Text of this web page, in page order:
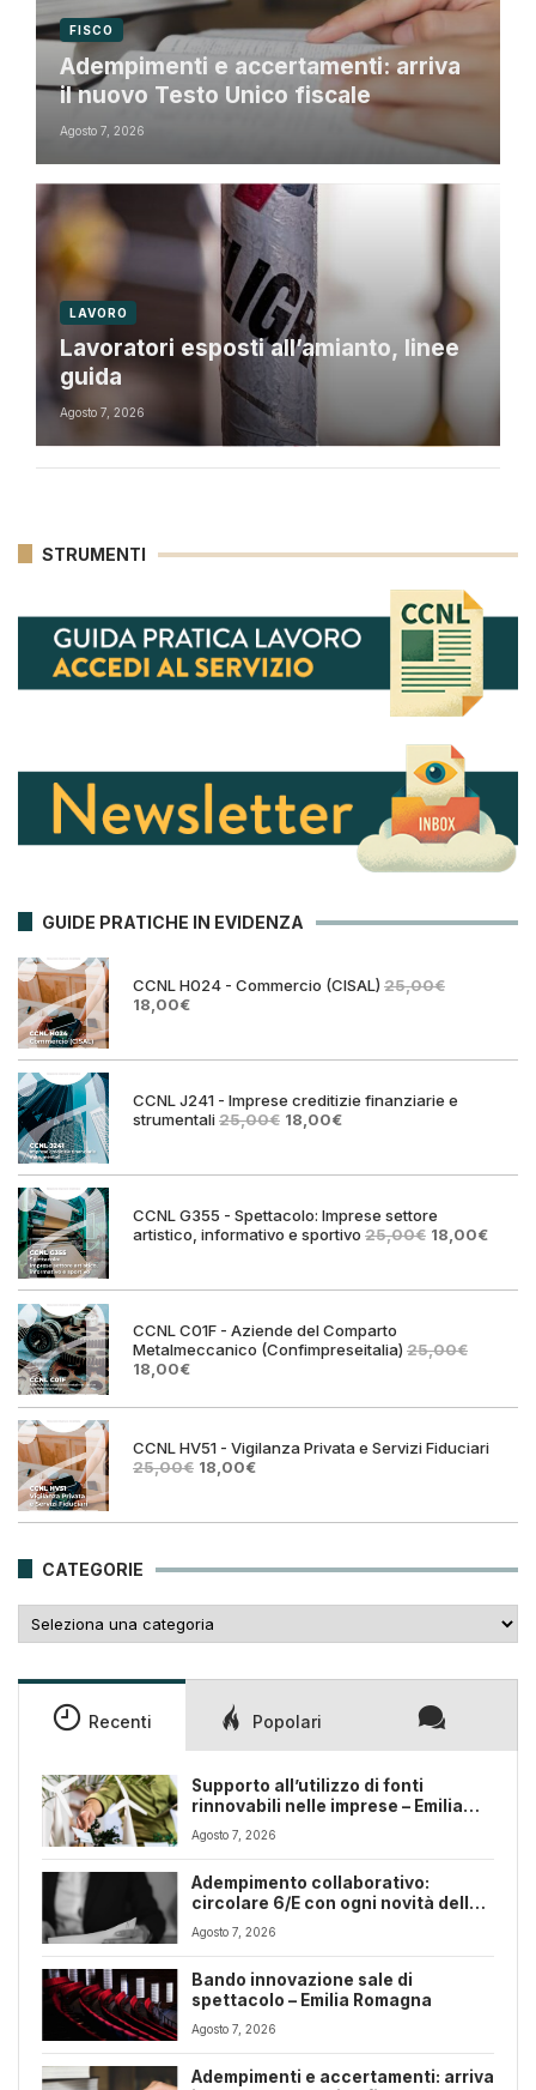
FISCO
Adempimenti e accertamenti: arriva
il nuovo Testo Unico fiscale
Agosto 7, 2026
LAVORO
Lavoratori esposti all’amianto, linee
guida
Agosto 7, 2026
STRUMENTI
GUIDE PRATICHE IN EVIDENZA
CCNL H024 - Commercio (CISAL) 25,00€
Il
era:
18,00€Il
è:
CCNL J241 - Imprese creditizie finanziarie e
strumentali25,00€ Il
era:
18,00€Il
è:
CCNL G355 - Spettacolo: Imprese settore
artistico, informativo e sportivo 25,00€ Il
era:
18,00€Il
è:
CCNL C01F - Aziende del Comparto
Metalmeccanico (Confimpreseitalia) 25,00€
Il
originale
25,00€.
18,00€Il
attuale
18,00€.
CCNL HV51 - Vigilanza Privata e Servizi Fiduciari
25,00€ Il
era:
18,00€Il
è:
CATEGORIE
Recenti Popolari
Supporto all’utilizzo di fonti
rinnovabili nelle imprese – Emilia
Romagna
Agosto 7, 2026
Adempimento collaborativo:
circolare 6/E con ogni novità della
riforma fiscale
Agosto 7, 2026
Bando innovazione sale di
spettacolo – Emilia Romagna
Agosto 7, 2026
Adempimenti e accertamenti: arriva